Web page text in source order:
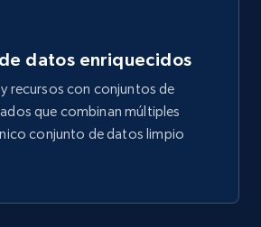
254+
datos enriquecidos
recursos con conjuntos de
que combinan múltiples
conjunto de datos limpio